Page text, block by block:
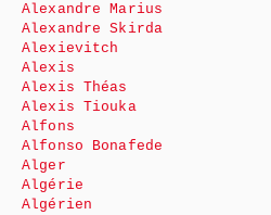
Alexandre Marius
Alexandre Skirda
Alexievitch
Alexis
Alexis Théas
Alexis Tiouka
Alfons
Alfonso Bonafede
Alger
Algérie
Algérien